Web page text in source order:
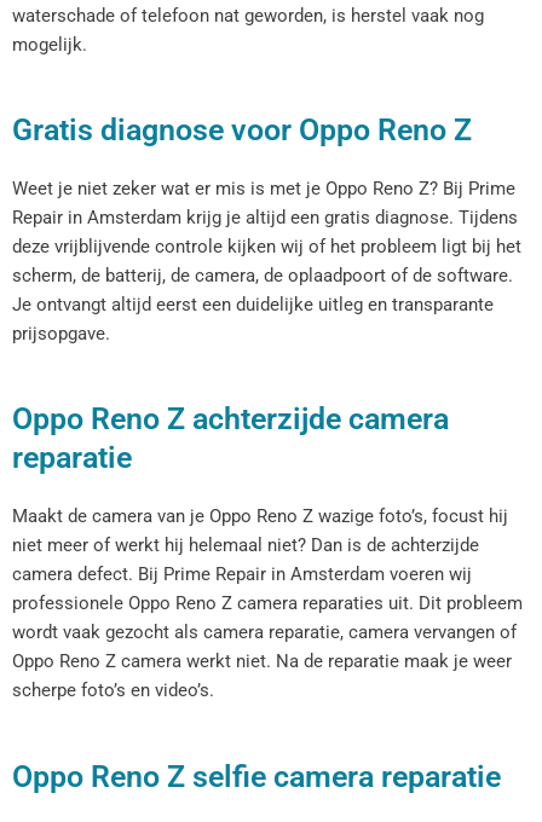
waterschade of telefoon nat geworden, is herstel vaak nog
mogelijk.
Gratis diagnose voor Oppo Reno Z
Weet je niet zeker wat er mis is met je Oppo Reno Z? Bij Prime
Repair in Amsterdam krijg je altijd een gratis diagnose. Tijdens
deze vrijblijvende controle kijken wij of het probleem ligt bij het
scherm, de batterij, de camera, de oplaadpoort of de software.
Je ontvangt altijd eerst een duidelijke uitleg en transparante
prijsopgave.
Oppo Reno Z achterzijde camera
reparatie
Maakt de camera van je Oppo Reno Z wazige foto’s, focust hij
niet meer of werkt hij helemaal niet? Dan is de achterzijde
camera defect. Bij Prime Repair in Amsterdam voeren wij
professionele Oppo Reno Z camera reparaties uit. Dit probleem
wordt vaak gezocht als camera reparatie, camera vervangen of
Oppo Reno Z camera werkt niet. Na de reparatie maak je weer
scherpe foto’s en video’s.
Oppo Reno Z selfie camera reparatie